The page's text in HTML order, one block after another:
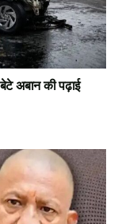
अबान की पढ़ाई